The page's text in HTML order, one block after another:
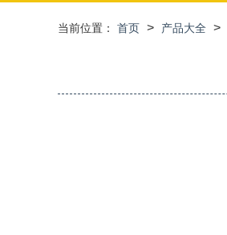
当前位置： 首页 > 产品大全 >